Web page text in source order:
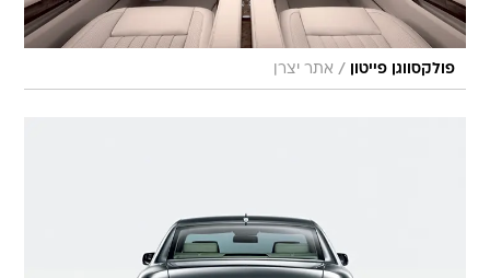
פולקסווגן פייטון / אתר יצרן